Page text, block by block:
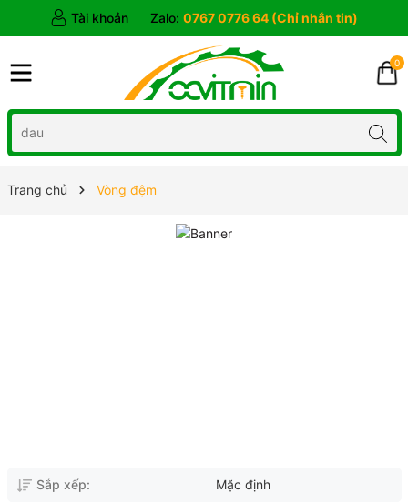
Tài khoản Zalo: 0767 0776 64 (Chỉ nhắn tin)
0
Trang chủ Vòng đệm
Sắp xếp: Mặc định